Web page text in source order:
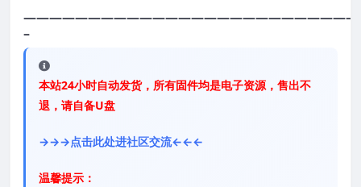
–
本站24小时自动发货，所有固件均是电子资源，售出不
退，请自备U盘
→→→点击此处进社区交流←←←
温馨提示：